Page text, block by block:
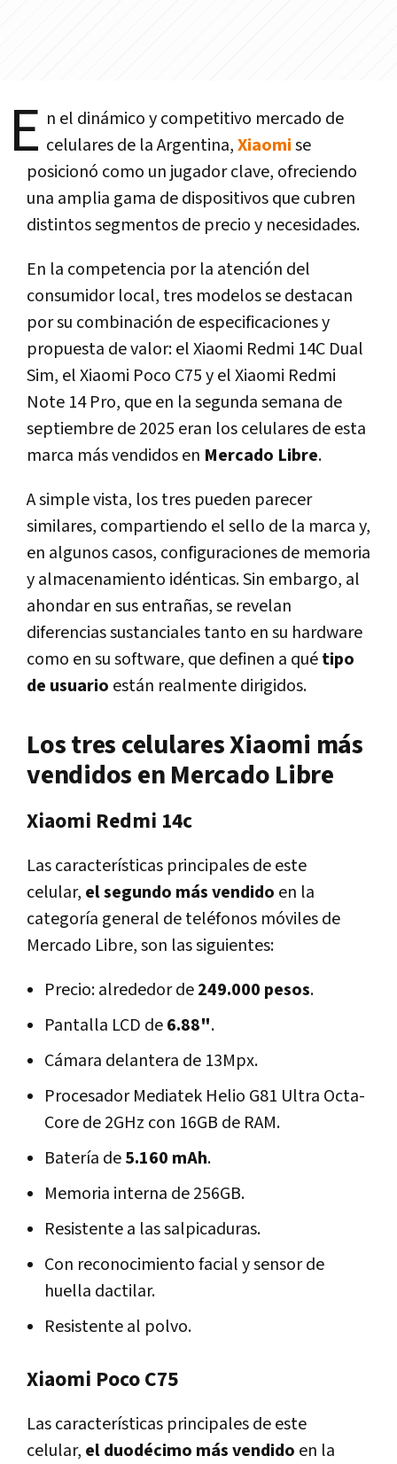
E n el dinámico y competitivo mercado de
celulares de la Argentina,Xiaomise
posicionó como un jugador clave, ofreciendo
una amplia gama de dispositivos que cubren
distintos segmentos de precio y necesidades.
En la competencia por la atención del
consumidor local, tres modelos se destacan
por su combinación de especificaciones y
propuesta de valor: el Xiaomi Redmi 14C Dual
Sim, el Xiaomi Poco C75 y el Xiaomi Redmi
Note 14 Pro, que en la segunda semana de
septiembre de 2025 eran los celulares de esta
marca más vendidos en Mercado Libre.
A simple vista, los tres pueden parecer
similares, compartiendo el sello de la marca y,
en algunos casos, configuraciones de memoria
y almacenamiento idénticas. Sin embargo, al
ahondar en sus entrañas, se revelan
diferencias sustanciales tanto en su hardware
como en su software, que definen a quétipo
de usuario están realmente dirigidos.
Los tres celulares Xiaomi más
vendidos en Mercado Libre
Xiaomi Redmi 14c
Las características principales de este
celular, el segundo más vendido en la
categoría general de teléfonos móviles de
Mercado Libre, son las siguientes:
Precio: alrededor de249.000 pesos.
Pantalla LCD de6.88".
Cámara delantera de 13Mpx.
Procesador Mediatek Helio G81 Ultra Octa-
Core de 2GHz con 16GB de RAM.
Batería de5.160 mAh.
Memoria interna de 256GB.
Resistente a las salpicaduras.
Con reconocimiento facial y sensor de
huella dactilar.
Resistente al polvo.
Xiaomi Poco C75
Las características principales de este
celular, el duodécimo más vendido en la